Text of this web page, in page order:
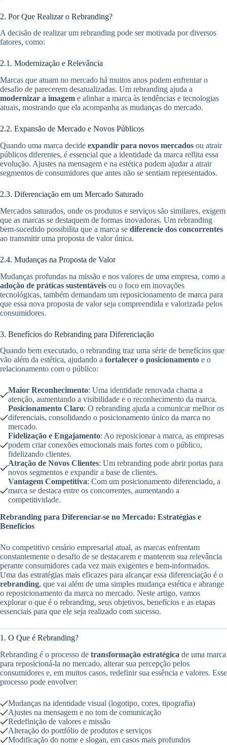
2. Por Que Realizar o Rebranding?
A decisão de realizar um rebranding pode ser motivada por diversos
fatores, como:
2.1. Modernização e Relevância
Marcas que atuam no mercado há muitos anos podem enfrentar o
desafio de parecerem desatualizadas. Um rebranding ajuda a
modernizar a imagem e alinhar a marca às tendências e tecnologias
atuais, mostrando que ela acompanha as mudanças do mercado.
2.2. Expansão de Mercado e Novos Públicos
Quando uma marca decide expandir para novos mercados ou atrair
públicos diferentes, é essencial que a identidade da marca reflita essa
evolução. Ajustes na mensagem e na estética podem ajudar a atrair
segmentos de consumidores que antes não se sentiam representados.
2.3. Diferenciação em um Mercado Saturado
Mercados saturados, onde os produtos e serviços são similares, exigem
que as marcas se destaquem de formas inovadoras. Um rebranding
bem-sucedido possibilita que a marca se diferencie dos concorrentes
ao transmitir uma proposta de valor única.
2.4. Mudanças na Proposta de Valor
Mudanças profundas na missão e nos valores de uma empresa, como a
adoção de práticas sustentáveis ou o foco em inovações
tecnológicas, também demandam um reposicionamento de marca para
que essa nova proposta de valor seja compreendida e valorizada pelos
consumidores.
3. Benefícios do Rebranding para Diferenciação
Quando bem executado, o rebranding traz uma série de benefícios que
vão além da estética, ajudando a fortalecer o posicionamento e o
relacionamento com o público:
Maior Reconhecimento: Uma identidade renovada chama a
atenção, aumentando a visibilidade e o reconhecimento da marca.
Posicionamento Claro: O rebranding ajuda a comunicar melhor os
diferenciais, consolidando o posicionamento único da marca no
mercado.
Fidelização e Engajamento: Ao reposicionar a marca, as empresas
podem criar conexões emocionais mais fortes com o público,
fidelizando clientes.
Atração de Novos Clientes: Um rebranding pode abrir portas para
novos segmentos e expandir a base de clientes.
Vantagem Competitiva: Com um posicionamento diferenciado, a
marca se destaca entre os concorrentes, aumentando a
competitividade.
Rebranding para Diferenciar-se no Mercado: Estratégias e
Benefícios
No competitivo cenário empresarial atual, as marcas enfrentam
constantemente o desafio de se destacarem e manterem sua relevância
perante consumidores cada vez mais exigentes e bem-informados.
Uma das estratégias mais eficazes para alcançar essa diferenciação é o
rebranding, que vai além de uma simples mudança estética e abrange
o reposicionamento da marca no mercado. Neste artigo, vamos
explorar o que é o rebranding, seus objetivos, benefícios e as etapas
essenciais para que ele seja realizado com sucesso.
1. O Que é Rebranding?
Rebranding é o processo de transformação estratégica de uma marca
para reposicioná-la no mercado, alterar sua percepção pelos
consumidores e, em muitos casos, redefinir sua essência e valores. Esse
processo pode envolver:
Mudanças na identidade visual (logotipo, cores, tipografia)
Ajustes na mensagem e no tom de comunicação
Redefinição de valores e missão
Alteração do portfólio de produtos e serviços
Modificação do nome e slogan, em casos mais profundos